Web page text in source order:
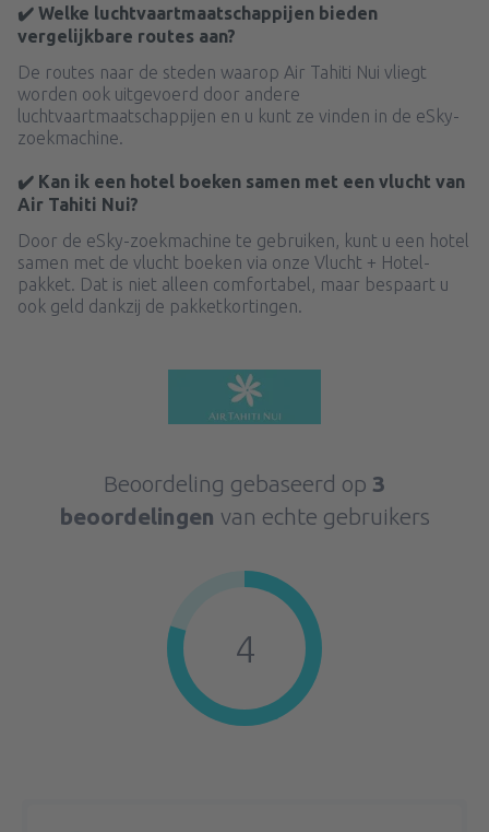
✔️ Welke luchtvaartmaatschappijen bieden
vergelijkbare routes aan?
De routes naar de steden waarop Air Tahiti Nui vliegt
worden ook uitgevoerd door andere
luchtvaartmaatschappijen en u kunt ze vinden in de eSky-
zoekmachine.
✔️ Kan ik een hotel boeken samen met een vlucht van
Air Tahiti Nui?
Door de eSky-zoekmachine te gebruiken, kunt u een hotel
samen met de vlucht boeken via onze Vlucht + Hotel-
pakket. Dat is niet alleen comfortabel, maar bespaart u
ook geld dankzij de pakketkortingen.
Beoordeling gebaseerd op 3
beoordelingen van echte gebruikers
4